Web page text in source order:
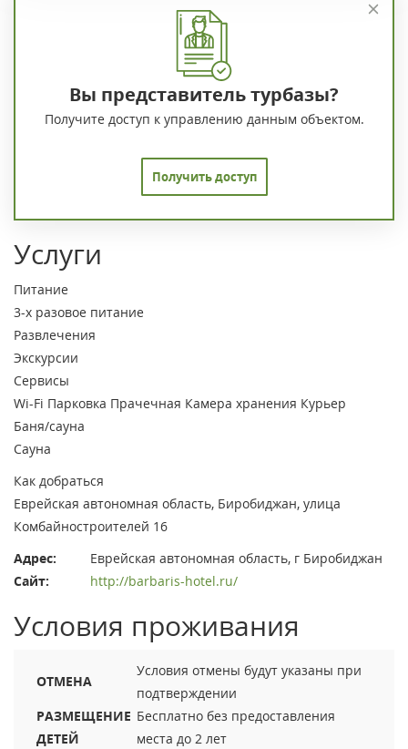
Вы представитель турбазы?
Получите доступ к управлению данным объектом.
Получить доступ
Услуги
Питание
3-х разовое питание
Развлечения
Экскурсии
Сервисы
Wi-Fi Парковка Прачечная Камера хранения Курьер
Баня/сауна
Сауна
Как добраться
Еврейская автономная область, Биробиджан, улица
Комбайностроителей 16
Адрес:
Еврейская автономная область, г Биробиджан
Сайт:
http://barbaris-hotel.ru/
Условия проживания
ОТМЕНА
Условия отмены будут указаны при
подтверждении
РАЗМЕЩЕНИЕ
ДЕТЕЙ
Бесплатно без предоставления
места до 2 лет